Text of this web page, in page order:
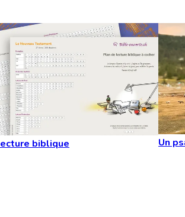
biblique Un